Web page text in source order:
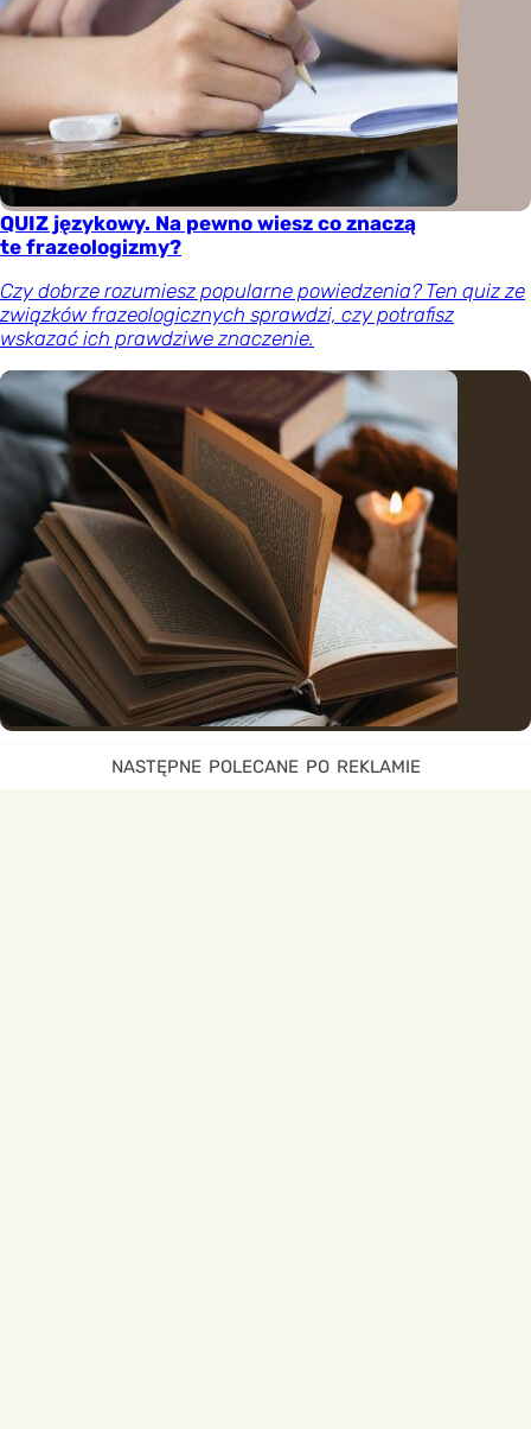
QUIZ językowy. Na pewno wiesz co znaczą
te frazeologizmy?
Czy dobrze rozumiesz popularne powiedzenia? Ten quiz ze
związków frazeologicznych sprawdzi, czy potrafisz
wskazać ich prawdziwe znaczenie.